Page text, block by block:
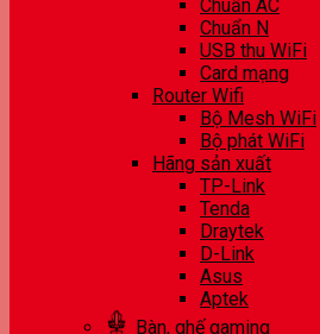
Chuẩn AC
Chuẩn N
USB thu WiFi
Card mạng
Router Wifi
Bộ Mesh WiFi
Bộ phát WiFi
Hãng sản xuất
TP-Link
Tenda
Draytek
D-Link
Asus
Aptek
Bàn, ghế gaming